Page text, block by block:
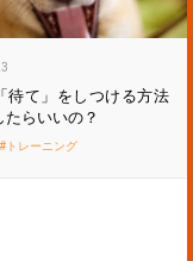
待て」をしつける方法
たらいいの？
トレーニング